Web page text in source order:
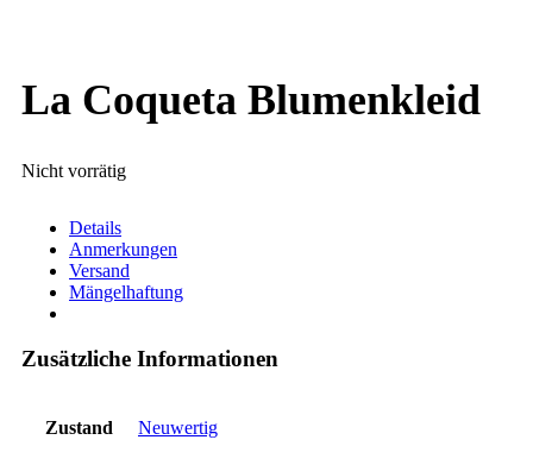
La Coqueta Blumenkleid
Nicht vorrätig
Details
Anmerkungen
Versand
Mängelhaftung
Zusätzliche Informationen
Zustand Neuwertig